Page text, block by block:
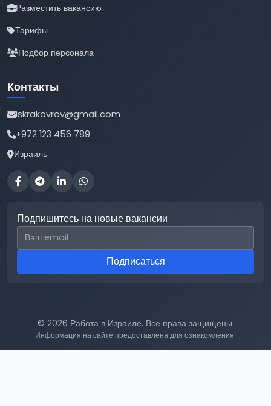
Разместить вакансию
Тарифы
Подбор персонала
Контакты
iskrakovrov@gmail.com
+972 123 456 789
Израиль
Подпишитесь на новые вакансии
Email для подписки
Подписаться
© 2026 Работа в Израиле. Все права защищены.
Информация на сайте предоставлена для ознакомления.